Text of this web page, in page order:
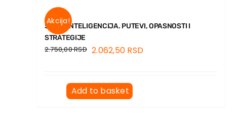
Akcija!
SUPERINTELIGENCIJA. PUTEVI, OPASNOSTI I
STRATEGIJE
2.750,00RSD 2.062,50 RSD
Add to basket